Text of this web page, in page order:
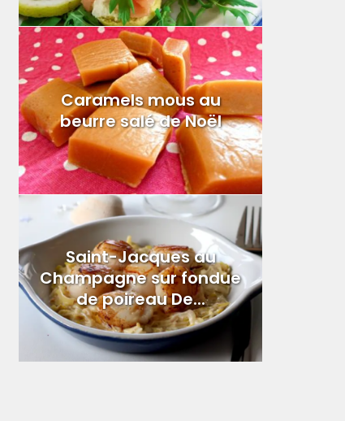
Caramels mous au
beurre salé de Noël
Saint-Jacques au
Champagne sur fondue
de poireau De...